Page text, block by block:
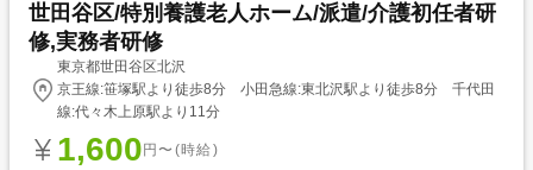
世田谷区/特別養護老人ホーム/派遣/介護初任者研
修,実務者研修
東京都世田谷区北沢
京王線:笹塚駅より徒歩8分 小田急線:東北沢駅より徒歩8分 千代田
線:代々木上原駅より11分
1,600 円〜(時給)